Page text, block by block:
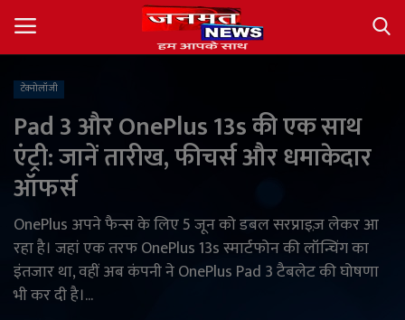
Login
About
देश
अंतर्राष्ट्रीय
टेक्नोलॉजी
Pad 3 और OnePlus 13s की एक साथ
एंट्री: जानें तारीख, फीचर्स और धमाकेदार
ऑफर्स
OnePlus अपने फैन्स के लिए 5 जून को डबल सरप्राइज़ लेकर आ
रहा है। जहां एक तरफ OnePlus 13s स्मार्टफोन की लॉन्चिंग का
इंतजार था, वहीं अब कंपनी ने OnePlus Pad 3 टैबलेट की घोषणा
भी कर दी है।...